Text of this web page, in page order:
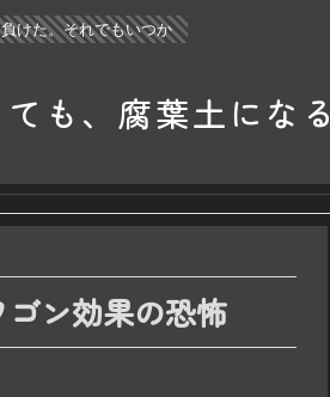
けた。それでもいつか
も、腐葉土になる
ン効果の恐怖